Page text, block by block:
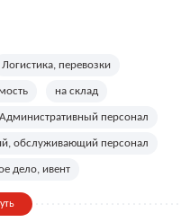
Логистика, перевозки
на склад
Административный персонал
обслуживающий персонал
дело, ивент
ивент